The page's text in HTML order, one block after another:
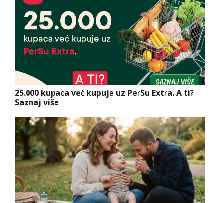
25.000 kupaca već kupuje uz PerSu Extra. A ti?
Saznaj više